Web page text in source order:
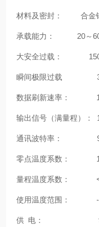
材料及密封： 合金
承载能力： 20～
大安全过载：
瞬间极限过载
数据刷新速率：
输出信号（满量程）：
通讯波特率：
零点温度系数：
量程温度系数：
使用温度范围： -
供 电：